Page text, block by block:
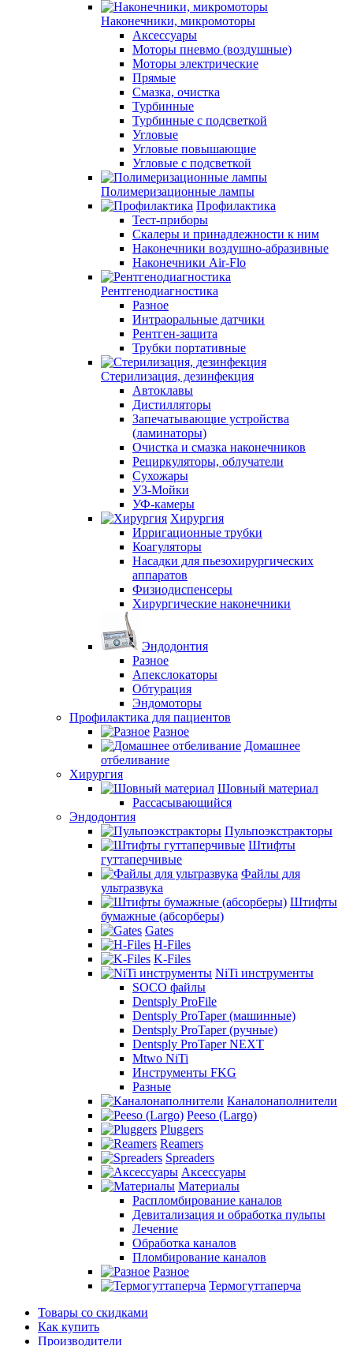
Наконечники, микромоторы
Аксессуары
Моторы пневмо (воздушные)
Моторы электрические
Прямые
Смазка, очистка
Турбинные
Турбинные с подсветкой
Угловые
Угловые повышающие
Угловые с подсветкой
Полимеризационные лампы
Профилактика
Тест-приборы
Скалеры и принадлежности к ним
Наконечники воздушно-абразивные
Наконечники Air-Flo
Рентгенодиагностика
Разное
Интраоральные датчики
Рентген-защита
Трубки портативные
Стерилизация, дезинфекция
Автоклавы
Дистилляторы
Запечатывающие устройства
(ламинаторы)
Очистка и смазка наконечников
Рециркуляторы, облучатели
Сухожары
УЗ-Мойки
УФ-камеры
Хирургия
Ирригационные трубки
Коагуляторы
Насадки для пьезохирургических
аппаратов
Физиодиспенсеры
Хирургические наконечники
Эндодонтия
Разное
Апекслокаторы
Обтурация
Эндомоторы
Профилактика для пациентов
Разное
Домашнее
отбеливание
Хирургия
Шовный материал
Рассасывающийся
Эндодонтия
Пульпоэкстракторы
Штифты
гуттаперчивые
Файлы для
ультразвука
Штифты
бумажные (абсорберы)
Gates
H-Files
K-Files
NiTi инструменты
SOCO файлы
Dentsply ProFile
Dentsply ProTaper (машинные)
Dentsply ProTaper (ручные)
Dentsply ProTaper NEXT
Mtwo NiTi
Инструменты FKG
Разные
Каналонаполнители
Peeso (Largo)
Pluggers
Reamers
Spreaders
Аксессуары
Материалы
Распломбирование каналов
Девитализация и обработка пульпы
Лечение
Обработка каналов
Пломбирование каналов
Разное
Термогуттаперча
Товары со скидками
Как купить
Производители